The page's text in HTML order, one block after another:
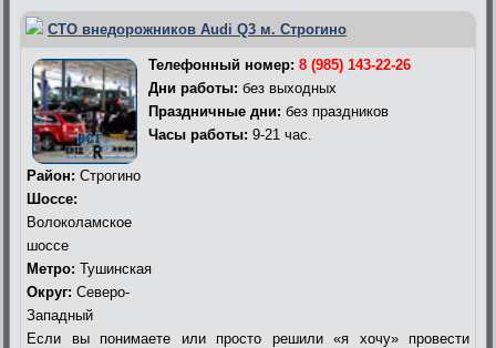
СТО внедорожников Audi Q3 м. Строгино
Телефонный номер: 8 (985) 143-22-26
Дни работы: без выходных
Праздничные дни: без праздников
Часы работы: 9-21 час.
Район: Строгино
Шоссе:
Волоколамское
шоссе
Метро: Тушинская
Округ: Северо-
Западный
Если вы понимаете или просто решили «я хочу» провести